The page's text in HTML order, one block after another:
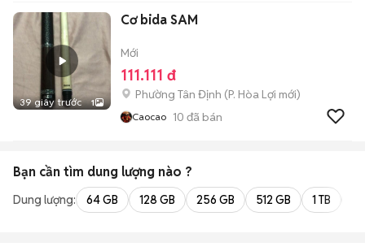
39 giây trước 1
Cơ bida SAM
Mới
111.111 đ
Phường Tân Định (P. Hòa Lợi mới)
Caocao 10 đã bán
Bạn cần tìm dung lượng nào ?
Dung lượng: 64 GB 128 GB 256 GB 512 GB 1 TB